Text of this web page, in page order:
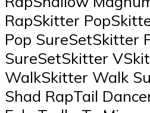
RapSkitter
Pop SureSetSkitter
SureSetSkitter
WalkSkitter Walk
Shad RapTail